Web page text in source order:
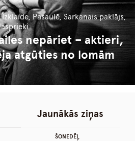
Pasaulē, Sarkanais paklājs,
nepāriet – aktieri,
atgūties no lomām
ŠONEDĒĻ
Jaunākās ziņas